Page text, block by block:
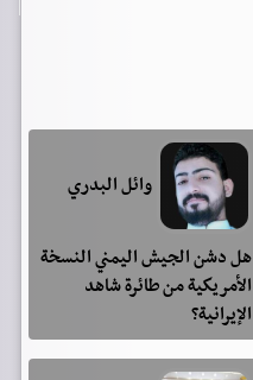
وائل البدري
هل دشن الجيش اليمني النسخة
الأمريكية من طائرة شاهد
الإيرانية؟